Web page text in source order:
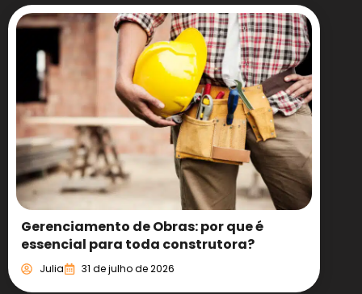
Gerenciamento de Obras: por que é
essencial para toda construtora?
Julia 31 de julho de 2026